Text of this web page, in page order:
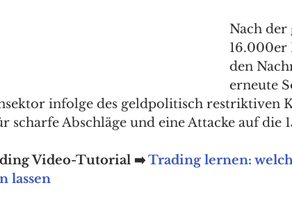
Nach der
16.000er
den
erneute
infolge des geldpolitisch restriktiven
scharfe Abschläge und eine Attacke auf die
Video-Tutorial ➡️ Trading lernen:
lassen